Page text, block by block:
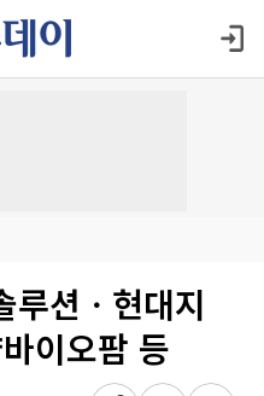
션ㆍ현대지
이오팜 등